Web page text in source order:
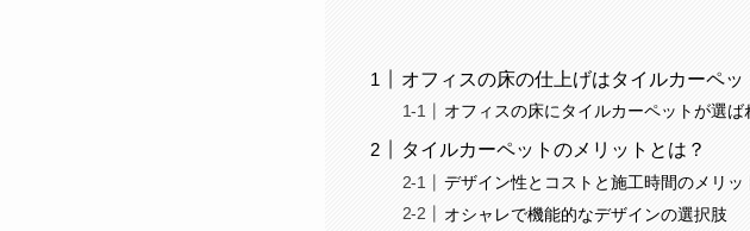
オフィスの床の仕上げはタイルカーペ
オフィスの床にタイルカーペットが選
タイルカーペットのメリットとは？
デザイン性とコストと施工時間のメリッ
オシャレで機能的なデザインの選択肢